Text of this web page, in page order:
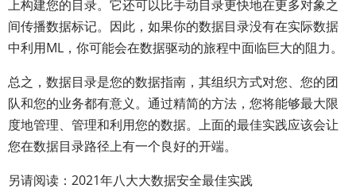
上构建您的目录。它还可以比手动目录更快地在更多对象之
间传播数据标记。因此，如果你的数据目录没有在实际数据
中利用ML，你可能会在数据驱动的旅程中面临巨大的阻力。
总之，数据目录是您的数据指南，其组织方式对您、您的团
队和您的业务都有意义。通过精简的方法，您将能够最大限
度地管理、管理和利用您的数据。上面的最佳实践应该会让
您在数据目录路径上有一个良好的开端。
另请阅读：2021年八大大数据安全最佳实践